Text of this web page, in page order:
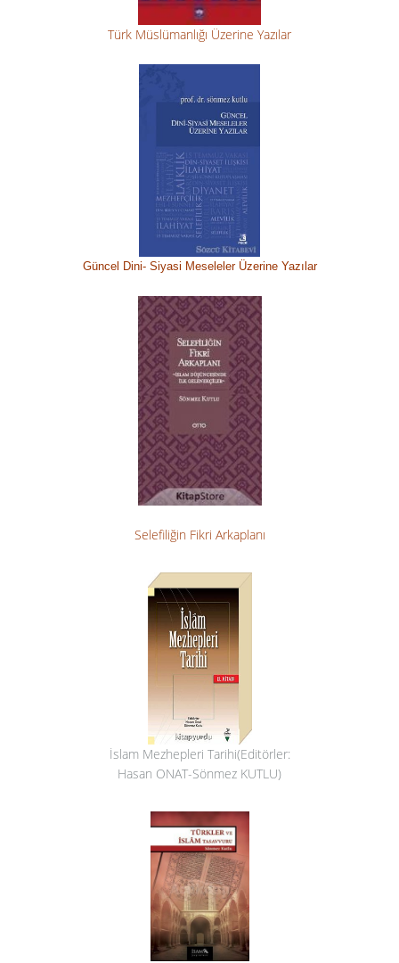
Türk Müslümanlığı Üzerine Yazılar
Güncel Dini- Siyasi Meseleler Üzerine Yazılar
Selefiliğin Fikri Arkaplanı
İslam Mezhepleri Tarihi(Editörler:
Hasan ONAT-Sönmez KUTLU)